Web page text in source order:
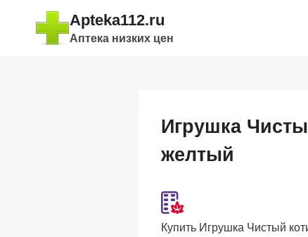
содержимому
Apteka112.ru
Аптека низких цен
Игрушка
желтый
Купить Игрушка Чистый